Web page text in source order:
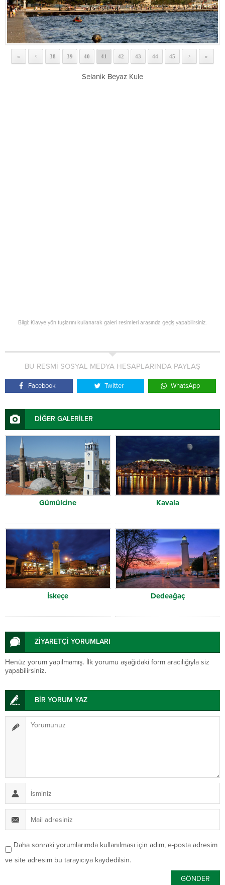
« < 38 39 40 41 42 43 44 45 > »
Selanik Beyaz Kule
Bilgi: Klavye yön tuşlarını kullanarak galeri resimleri arasında geçiş yapabilirsiniz.
BU RESMİ SOSYAL MEDYA HESAPLARINDA PAYLAŞ
Facebook Twitter WhatsApp
DİĞER GALERİLER
Gümülcine Kavala
İskeçe Dedeağaç
ZİYARETÇİ YORUMLARI
Henüz yorum yapılmamış. İlk yorumu aşağıdaki form aracılığıyla siz
yapabilirsiniz.
BİR YORUM YAZ
Daha sonraki yorumlarımda kullanılması için adım, e-posta adresim
ve site adresim bu tarayıcıya kaydedilsin.